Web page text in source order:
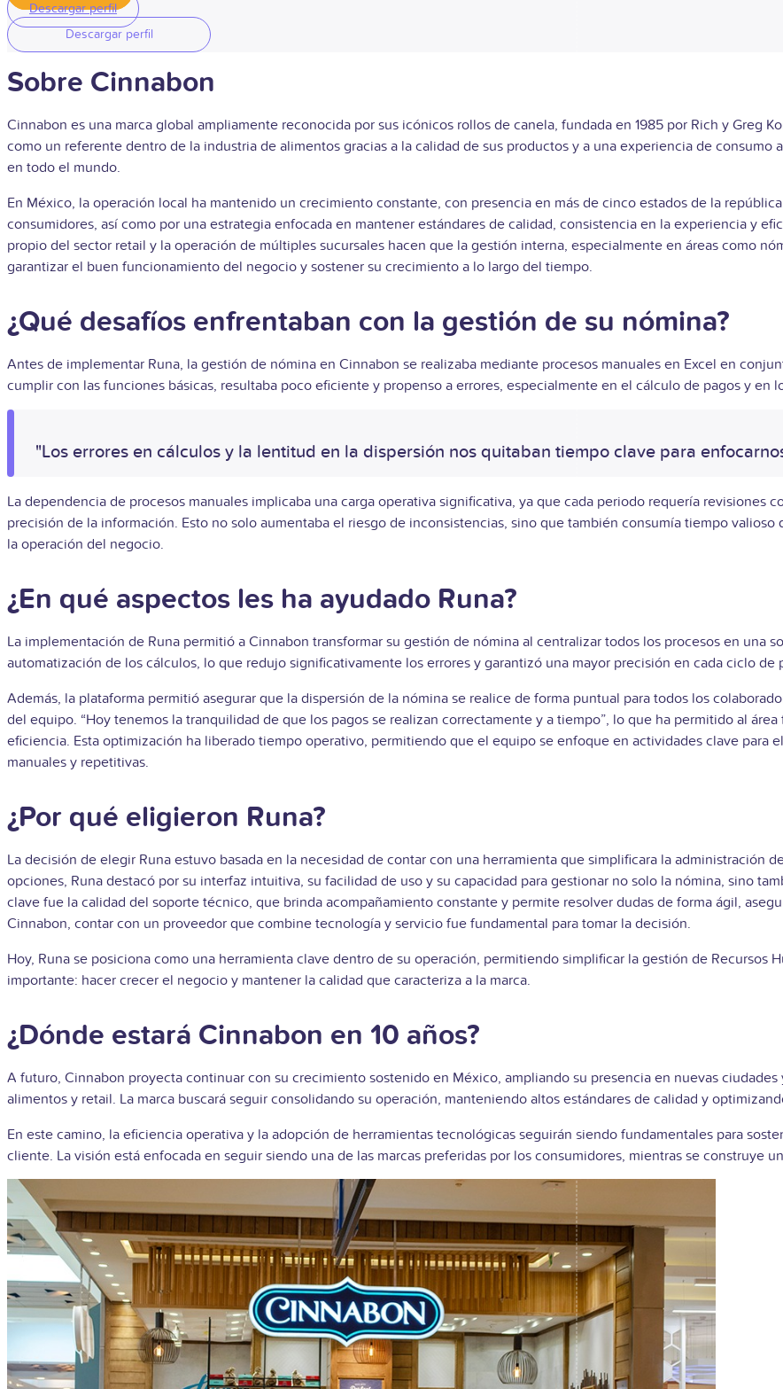
Descargar perfil
Descargar perfil
Sobre Cinnabon
Cinnabon es una marca global ampliamente reconocida por sus icónicos rollos de canela, fundada en 1985 por Rich y Greg
como un referente dentro de la industria de alimentos gracias a la calidad de sus productos y a una experiencia de
en todo el mundo.
En México, la operación local ha mantenido un crecimiento constante, con presencia en más de cinco estados de la
consumidores, así como por una estrategia enfocada en mantener estándares de calidad, consistencia en la experiencia y
propio del sector retail y la operación de múltiples sucursales hacen que la gestión interna, especialmente en áreas como
garantizar el buen funcionamiento del negocio y sostener su crecimiento a lo largo del tiempo.
¿Qué desafíos enfrentaban con la gestión de su nómina?
Antes de implementar Runa, la gestión de nómina en Cinnabon se realizaba mediante procesos manuales en Excel en
cumplir con las funciones básicas, resultaba poco eficiente y propenso a errores, especialmente en el cálculo de pagos y en
"Los errores en cálculos y la lentitud en la dispersión nos quitaban tiempo clave para
La dependencia de procesos manuales implicaba una carga operativa significativa, ya que cada periodo requería revisiones
precisión de la información. Esto no solo aumentaba el riesgo de inconsistencias, sino que también consumía tiempo
la operación del negocio.
¿En qué aspectos les ha ayudado Runa?
La implementación de Runa permitió a Cinnabon transformar su gestión de nómina al centralizar todos los procesos en una
automatización de los cálculos, lo que redujo significativamente los errores y garantizó una mayor precisión en cada ciclo de
Además, la plataforma permitió asegurar que la dispersión de la nómina se realice de forma puntual para todos los
del equipo. “Hoy tenemos la tranquilidad de que los pagos se realizan correctamente y a tiempo”, lo que ha permitido al
eficiencia. Esta optimización ha liberado tiempo operativo, permitiendo que el equipo se enfoque en actividades clave para
manuales y repetitivas.
¿Por qué eligieron Runa?
La decisión de elegir Runa estuvo basada en la necesidad de contar con una herramienta que simplificara la administración
opciones, Runa destacó por su interfaz intuitiva, su facilidad de uso y su capacidad para gestionar no solo la nómina, sino
clave fue la calidad del soporte técnico, que brinda acompañamiento constante y permite resolver dudas de forma ágil,
Cinnabon, contar con un proveedor que combine tecnología y servicio fue fundamental para tomar la decisión.
Hoy, Runa se posiciona como una herramienta clave dentro de su operación, permitiendo simplificar la gestión de Recursos
importante: hacer crecer el negocio y mantener la calidad que caracteriza a la marca.
¿Dónde estará Cinnabon en 10 años?
A futuro, Cinnabon proyecta continuar con su crecimiento sostenido en México, ampliando su presencia en nuevas
alimentos y retail. La marca buscará seguir consolidando su operación, manteniendo altos estándares de calidad y
En este camino, la eficiencia operativa y la adopción de herramientas tecnológicas seguirán siendo fundamentales para
cliente. La visión está enfocada en seguir siendo una de las marcas preferidas por los consumidores, mientras se construye